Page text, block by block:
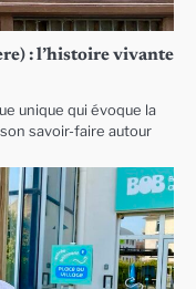
: l’histoire vivante
unique qui évoque la
savoir-faire autour